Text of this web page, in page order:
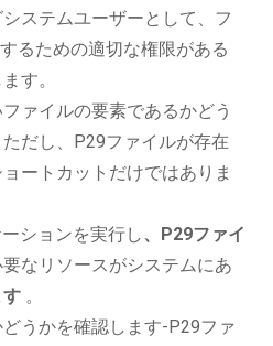
ステムユーザーとして、フ
るための適切な権限がある
す。
ァイルの要素であるかどう
だし、P29ファイルが存在
ートカットだけではありま
ションを実行し、P29ファイ
なリソースがシステムにあ
す 。
うかを確認します-P29ファ